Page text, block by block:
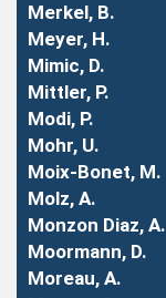
Merkel, B.
Meyer, H.
Mimic, D.
Mittler, P.
Modi, P.
Mohr, U.
Moix-Bonet, M.
Molz, A.
Monzon Diaz, A.
Moormann, D.
Moreau, A.